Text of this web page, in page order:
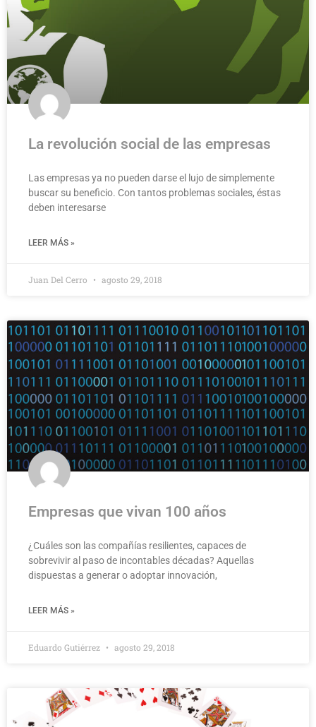
La revolución social de las empresas
Las empresas ya no pueden darse el lujo de simplemente
buscar su beneficio. Con tantos problemas sociales, éstas
deben interesarse
LEER MÁS »
Juan Del Cerro agosto 29, 2018
Empresas que vivan 100 años
¿Cuáles son las compañías resilientes, capaces de
sobrevivir al paso de incontables décadas? Aquellas
dispuestas a generar o adoptar innovación,
LEER MÁS »
Eduardo Gutiérrez agosto 29, 2018